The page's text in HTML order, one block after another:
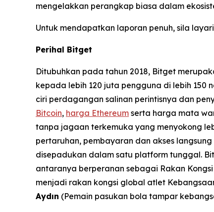
mengelakkan perangkap biasa dalam
Untuk mendapatkan laporan penuh, sila layari
Perihal Bitget
Ditubuhkan pada tahun 2018, Bitget
kepada lebih 120 juta pengguna di lebih
ciri perdagangan salinan perintisnya dan
Bitcoin, harga Ethereum serta harga mata
tanpa jagaan terkemuka yang menyokong
pertaruhan, pembayaran dan akses
disepadukan dalam satu platform tunggal.
antaranya berperanan sebagai Rakan
menjadi rakan kongsi global atlet
Aydın (Pemain pasukan bola tampar